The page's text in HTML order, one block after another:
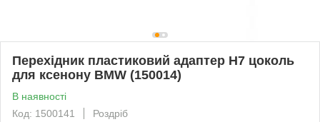
Перехідник пластиковий адаптер H7 цоколь
для ксенону BMW (150014)
В наявності
Код: 1500141
Роздріб